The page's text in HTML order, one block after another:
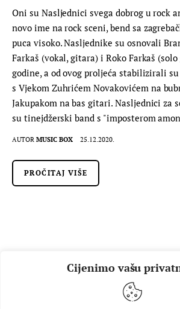
Cijenimo vašu
Oni su Nasljednici svega dobrog u rock
novo ime na rock sceni, bend sa
puca visoko. Nasljednike su osnovali
Farkaš (vokal, gitara) i Roko Farkaš
godine, a od ovog proljeća stabilizirali
s Vjekom Zuhrićem Novakovićem na
Jakupakom na bas gitari. Nasljednici za
su tinejdžerski band s "imposterom
AUTOR MUSIC BOX 25.12.2020.
PROČITAJ VIŠE